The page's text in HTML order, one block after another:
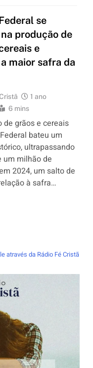
se
produção de
e
maior safra da
1 ano
6 mins
de grãos e cereais
bateu um
ultrapassando
um milhão de
2024, um salto de
à safra…
através da Rádio Fé Cristã